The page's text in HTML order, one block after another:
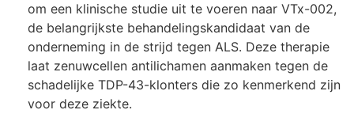
om een klinische studie uit te voeren naar VTx-002,
de belangrijkste behandelingskandidaat van de
onderneming in de strijd tegen ALS. Deze therapie
laat zenuwcellen antilichamen aanmaken tegen de
schadelijke TDP-43-klonters die zo kenmerkend zijn
voor deze ziekte.